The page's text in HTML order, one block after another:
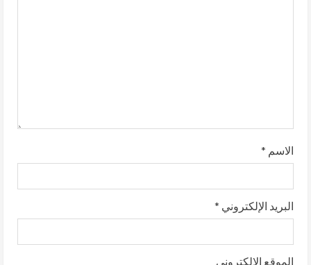
الاسم *
البريد الإلكتروني*
الموقع الإلكتروني